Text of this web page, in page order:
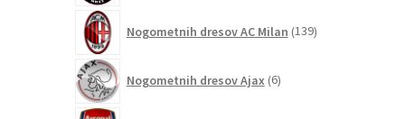
Nogometnih dresov AC Milan 139izdelkov
Nogometnih dresov Ajax 6izdelkov